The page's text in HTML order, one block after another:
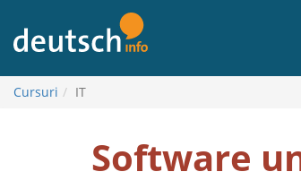
conținut
Cursuri IT
IT
Software